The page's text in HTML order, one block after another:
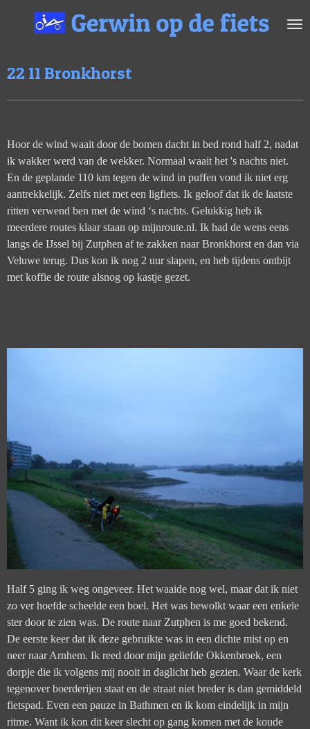
direct
hoofdinhoud
22 11 Bronkhorst
Hoor de wind waait door de bomen dacht in bed rond half 2, nadat
ik wakker werd van de wekker. Normaal waait het 's nachts niet.
En de geplande 110 km tegen de wind in puffen vond ik niet erg
aantrekkelijk. Zelfs niet met een ligfiets. Ik geloof dat ik de laatste
ritten verwend ben met de wind ‘s nachts. Gelukkig heb ik
meerdere routes klaar staan op mijnroute.nl. Ik had de wens eens
langs de IJssel bij Zutphen af te zakken naar Bronkhorst en dan via
Veluwe terug. Dus kon ik nog 2 uur slapen, en heb tijdens ontbijt
met koffie de route alsnog op kastje gezet.
Half 5 ging ik weg ongeveer. Het waaide nog wel, maar dat ik niet
zo ver hoefde scheelde een boel. Het was bewolkt waar een enkele
ster door te zien was. De route naar Zutphen is me goed bekend.
De eerste keer dat ik deze gebruikte was in een dichte mist op en
neer naar Arnhem. Ik reed door mijn geliefde Okkenbroek, een
dorpje die ik volgens mij nooit in daglicht heb gezien. Waar de kerk
tegenover boerderijen staat en de straat niet breder is dan gemiddeld
fietspad. Even een pauze in Bathmen en ik kom eindelijk in mijn
ritme. Want ik kon dit keer slecht op gang komen met de koude